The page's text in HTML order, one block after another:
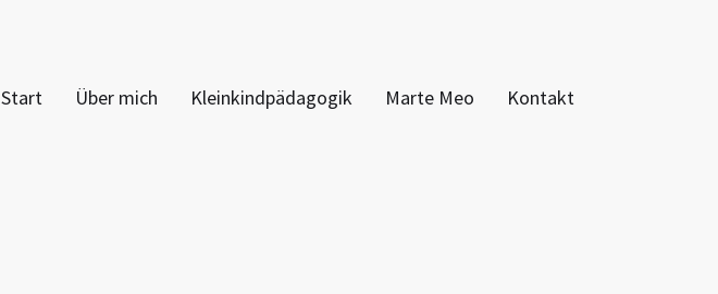
Start Über mich Kleinkindpädagogik Marte Meo Kontakt